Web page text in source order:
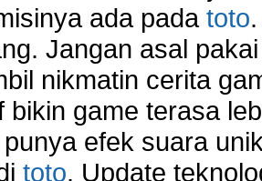
ada pada toto
Jangan asal
nikmatin cerita
bikin game terasa
efek suara
toto. Update